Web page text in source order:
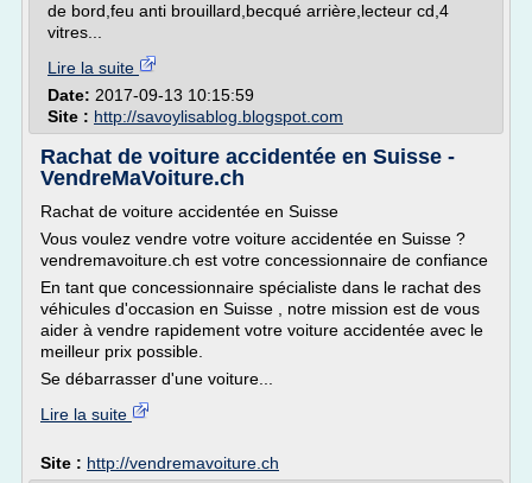
de bord,feu anti brouillard,becqué arrière,lecteur cd,4
vitres...
Lire la suite
Date: 2017-09-13 10:15:59
Site : http://savoylisablog.blogspot.com
Rachat de voiture accidentée en Suisse -
VendreMaVoiture.ch
Rachat de voiture accidentée en Suisse
Vous voulez vendre votre voiture accidentée en Suisse ?
vendremavoiture.ch est votre concessionnaire de confiance
En tant que concessionnaire spécialiste dans le rachat des
véhicules d'occasion en Suisse , notre mission est de vous
aider à vendre rapidement votre voiture accidentée avec le
meilleur prix possible.
Se débarrasser d'une voiture...
Lire la suite
Site : http://vendremavoiture.ch